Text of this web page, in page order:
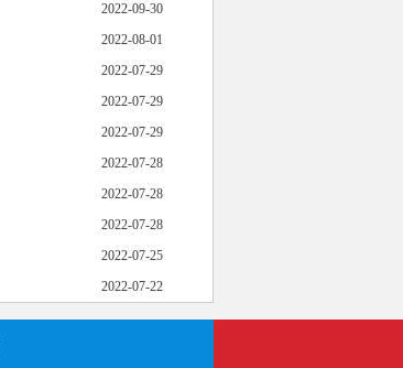
2022-09-30
2022-08-01
2022-07-29
2022-07-29
2022-07-29
2022-07-28
2022-07-28
2022-07-28
2022-07-25
2022-07-22